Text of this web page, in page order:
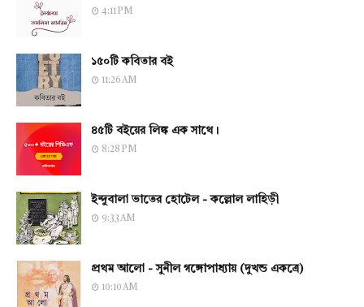
4:11 PM
১৫০টি কবিতার বই
11:26 AM
৪৫টি বইয়ের লিঙ্ক এক সাথে।
8:28 PM
ইন্দুবালা ভাতের হোটেল - কল্লোল লাহিড়ী
9:33 AM
প্রথম আলো - সুনীল গঙ্গোপাধ্যায় (দুখন্ড একত্রে)
10:10 AM